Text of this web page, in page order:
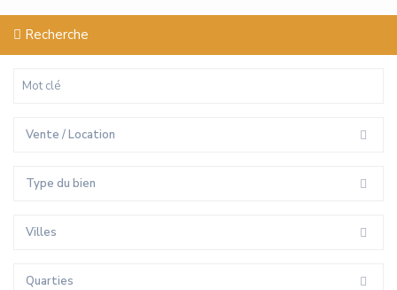
Recherche
Vente / Location
Type du bien
Villes
Quarties